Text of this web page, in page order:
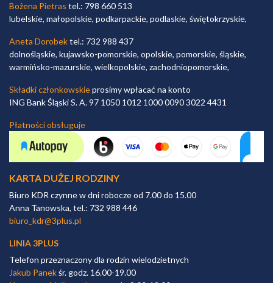
Bożena Pietras tel.: 798 660 513
lubelskie, małopolskie, podkarpackie, podlaskie, świętokrzyskie,
Aneta Dorobektel.: 732 988 437
dolnośląskie, kujawsko-pomorskie, opolskie, pomorskie, śląskie,
warmińsko-mazurskie, wielkopolskie, zachodniopomorskie,
Składki członkowskieprosimy wpłacać na konto
ING Bank Śląski S. A. 97 1050 1012 1000 0090 3022 4431
Płatności obsługuje
KARTA DUŻEJ RODZINY
Biuro KDR czynne w dni robocze od 7.00 do 15.00
Anna Tanowska, tel.: 732 988 446
biuro_kdr@3plus.pl
LINIA 3PLUS
Telefon przeznaczony dla rodzin wielodzietnych
Jakub Panekśr. godz. 16.00-19.00